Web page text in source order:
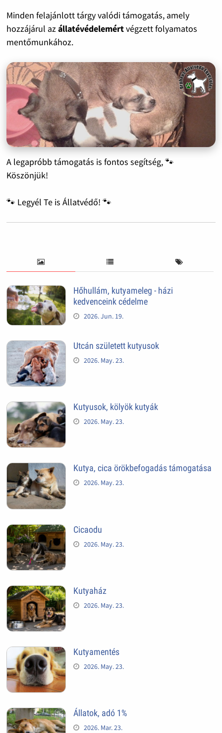
Minden felajánlott tárgy valódi támogatás, amely
hozzájárul azállatévédelemértvégzett folyamatos
mentőmunkához.
A legapróbb támogatás is fontos segítség, 🐾
Köszönjük!
🐾 Legyél Te is Állatvédő! 🐾
Hőhullám, kutyameleg - házi
kedvenceink cédelme
2026. Jun. 19.
Utcán született kutyusok
2026. May. 23.
Kutyusok, kölyök kutyák
2026. May. 23.
Kutya, cica örökbefogadás támogatása
2026. May. 23.
Cicaodu
2026. May. 23.
Kutyaház
2026. May. 23.
Kutyamentés
2026. May. 23.
Állatok, adó 1%
2026. Mar. 23.